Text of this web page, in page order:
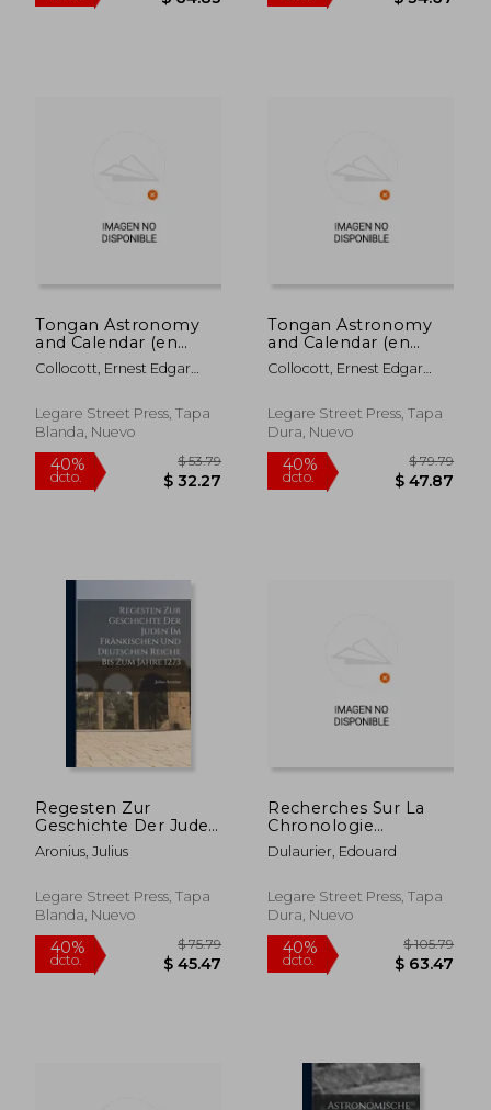
40% $ 108.05 40%
Tongan Astronomy
and Calendar (en
Inglés)
Collocott, Ernest Edgar
Legare Street Press, Tapa
Blanda, Nuevo
40%
dcto.
$ 53.79
Tongan Astronomy
and Calendar (en
Inglés)
Collocott, Ernest Edgar
Legare Street Press, Tapa
Dura, Nuevo
40%
dcto.
Regesten Zur
Geschichte Der Juden
Im Fränkischen Und
Deutschen Reiche Bis
Alemán)
Aronius, Julius
Legare Street Press, Tapa
Blanda, Nuevo
Recherches Sur La
Chronologie
Arménienne,
Technique Et
Francés)
Dulaurier, Edouard
Legare Street Press, Tapa
Dura, Nuevo